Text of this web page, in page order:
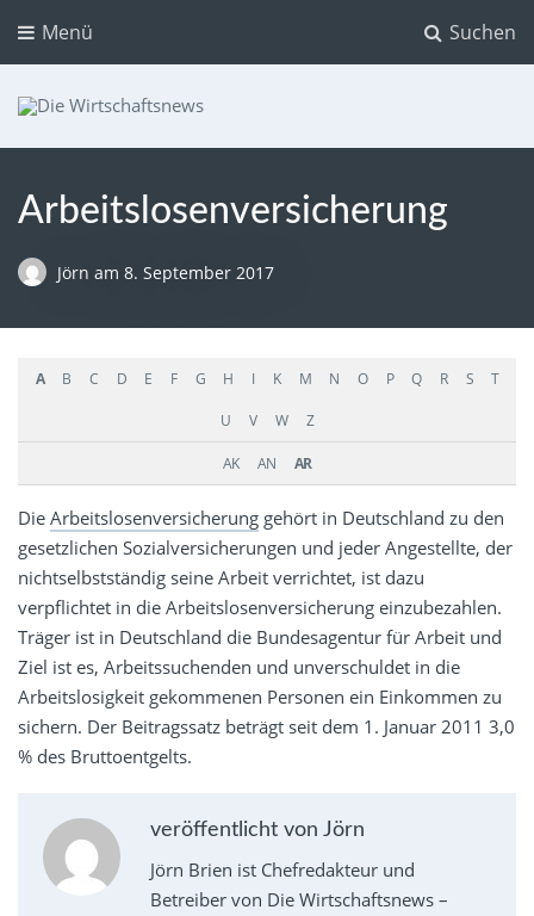
Suchen
Menü
Arbeitslosenversicherung
Jörn am 8. September 2017
A B C D E F G H I K M N O P Q R S T
U V W Z
AK AN AR
Die Arbeitslosenversicherung gehört in Deutschland zu den
gesetzlichen Sozialversicherungen und jeder Angestellte, der
nichtselbstständig seine Arbeit verrichtet, ist dazu
verpflichtet in die Arbeitslosenversicherung einzubezahlen.
Träger ist in Deutschland die Bundesagentur für Arbeit und
Ziel ist es, Arbeitssuchenden und unverschuldet in die
Arbeitslosigkeit gekommenen Personen ein Einkommen zu
sichern. Der Beitragssatz beträgt seit dem 1. Januar 2011 3,0
% des Bruttoentgelts.
veröffentlicht von Jörn
Jörn Brien ist Chefredakteur und
Betreiber von Die Wirtschaftsnews –